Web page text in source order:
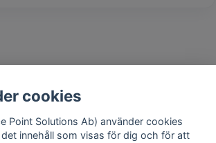
cookies
Point Solutions Ab) använder cookies
innehåll som visas för dig och för att